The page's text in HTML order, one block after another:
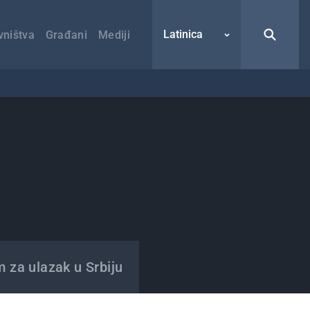
Građani Mediji Latinica
za ulazak u Srbiju